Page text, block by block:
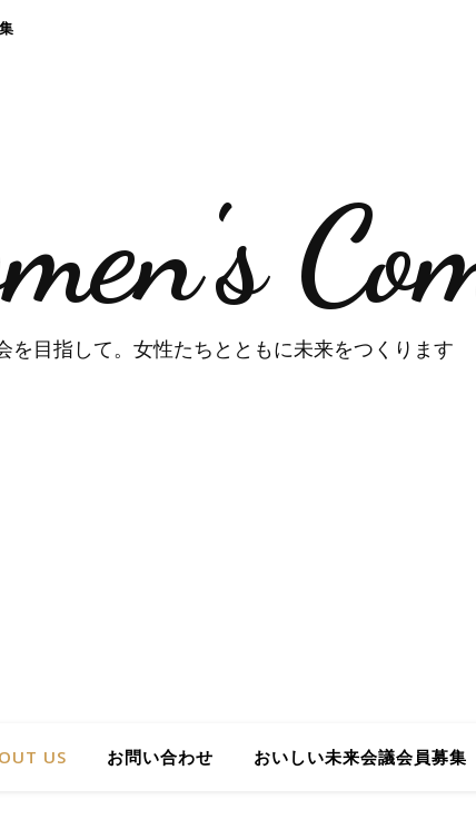
を目指して。女性たちとともに未来をつくります
US お問い合わせ おいしい未来会議会員募集